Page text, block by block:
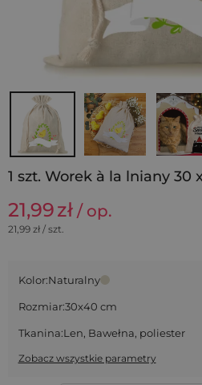
1 szt. Worek à la lniany
21,99zł / op.
21,99 zł / szt.
Kolor:Naturalny
Rozmiar:30x40 cm
Tkanina:Len, Bawełna, poliester
Zobacz wszystkie parametry